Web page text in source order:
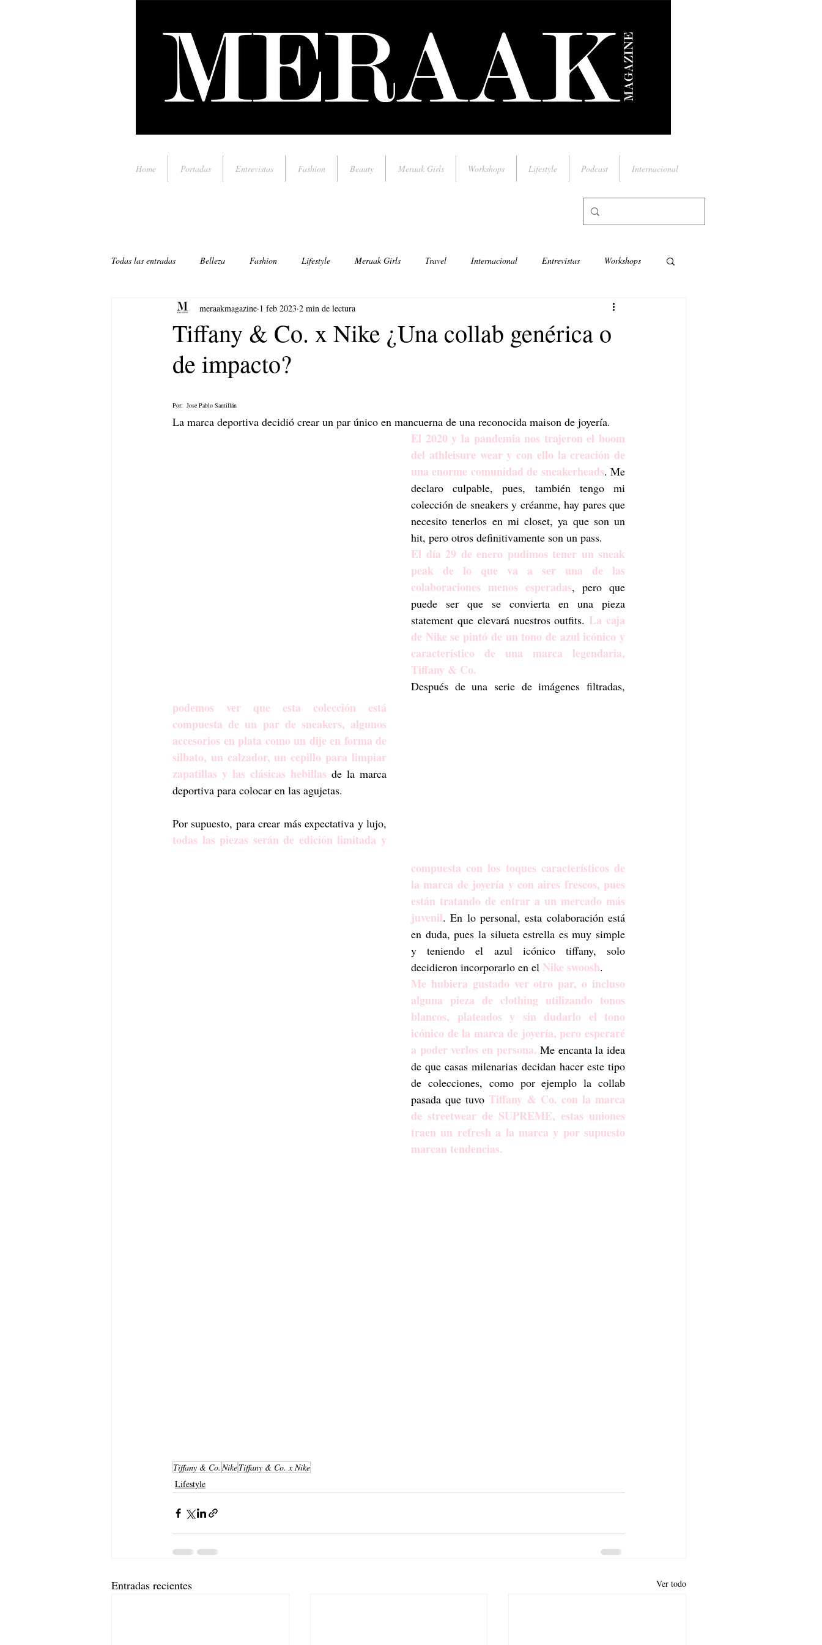
Home Portadas Entrevistas Fashion Beauty Meraak Girls Workshops Lifestyle Podcast Internacional
Todas las entradas Belleza Fashion Lifestyle Meraak Girls Travel Internacional Entrevistas Workshops
Música. Arte
Tiffany & Co. x Nike ¿Una collab genérica o
de impacto?
meraakmagazine 1 feb 2023 2 min de lectura
Por:  Jose Pablo Santillán
La marca deportiva decidió crear un par único en mancuerna de una reconocida maison de joyería.
El 2020 y la pandemia nos trajeron el boom
del athleisure wear y con ello la creación de
una enorme comunidad de sneakerheads. Me
declaro culpable, pues, también tengo mi
colección de sneakers y créanme, hay pares que
necesito tenerlos en mi closet, ya que son un
hit, pero otros definitivamente son un pass.
El día 29 de enero pudimos tener un sneak
peak de lo que va a ser una de las
colaboraciones menos esperadas, pero que
puede ser que se convierta en una pieza
statement que elevará nuestros outfits. La caja
de Nike se pintó de un tono de azul icónico y
característico de una marca legendaria,
Tiffany & Co.
podemos ver que esta colección está
compuesta de un par de sneakers, algunos
accesorios en plata como un dije en forma de
silbato, un calzador, un cepillo para limpiar
zapatillas y las clásicas hebillas de la marca
deportiva para colocar en las agujetas.
todas las piezas serán de edición limitada y
compuesta con los toques característicos de
la marca de joyería y con aires frescos, pues
están tratando de entrar a un mercado más
juvenil. En lo personal, esta colaboración está
en duda, pues la silueta estrella es muy simple
y teniendo el azul icónico tiffany, solo
decidieron incorporarlo en el Nike swoosh.
Me hubiera gustado ver otro par, o incluso
alguna pieza de clothing utilizando tonos
blancos, plateados y sin dudarlo el tono
icónico de la marca de joyería, pero esperaré
a poder verlos en persona. Me encanta la idea
de que casas milenarias decidan hacer este tipo
de colecciones, como por ejemplo la collab
pasada que tuvo Tiffany & Co. con la marca
de streetwear de SUPREME, estas uniones
traen un refresh a la marca y por supuesto
marcan tendencias.
Tiffany & Co. NikeTiffany & Co. x Nike
Lifestyle
Entradas recientes Ver todo